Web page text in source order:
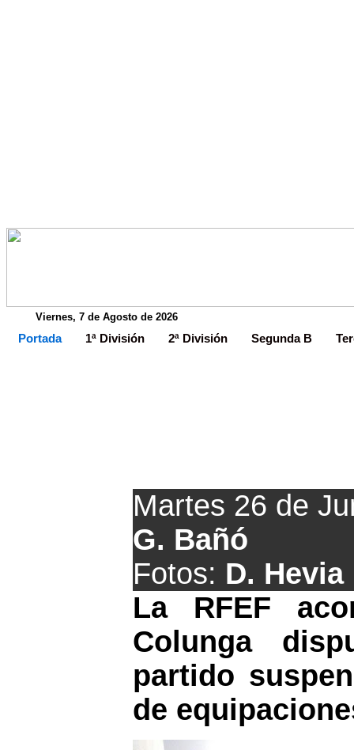
Viernes, 7 de Agosto de 2026
Portada 1ª División 2ª División Segunda B
Martes 26 de
G. Bañó
Fotos: D. Hevia
La RFEF
Colunga
partido
de